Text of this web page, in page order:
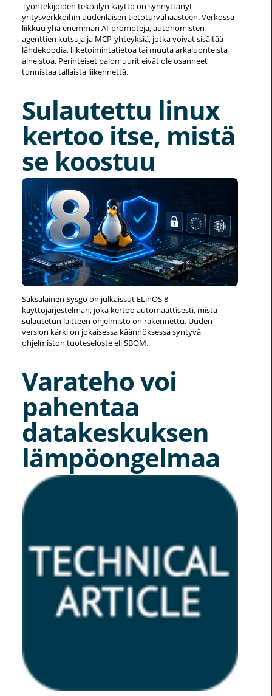
Työntekijöiden tekoälyn käyttö on synnyttänyt
yritysverkkoihin uudenlaisen tietoturvahaasteen. Verkossa
liikkuu yhä enemmän AI-prompteja, autonomisten
agenttien kutsuja ja MCP-yhteyksiä, jotka voivat sisältää
lähdekoodia, liiketoimintatietoa tai muuta arkaluonteista
aineistoa. Perinteiset palomuurit eivät ole osanneet
tunnistaa tällaista liikennettä.
Sulautettu linux
kertoo itse, mistä
se koostuu
Saksalainen Sysgo on julkaissut ELinOS 8 -
käyttöjärjestelmän, joka kertoo automaattisesti, mistä
sulautetun laitteen ohjelmisto on rakennettu. Uuden
version kärki on jokaisessa käännöksessä syntyvä
ohjelmiston tuoteseloste eli SBOM.
Varateho voi
pahentaa
datakeskuksen
lämpöongelmaa